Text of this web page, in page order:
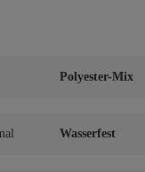
Polyester-Mix
Wasserfest